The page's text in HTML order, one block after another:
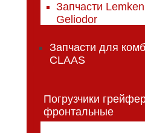
Запчасти Lemken
Geliodor
Запчасти для
CLAAS
Погрузчики
фронтальные